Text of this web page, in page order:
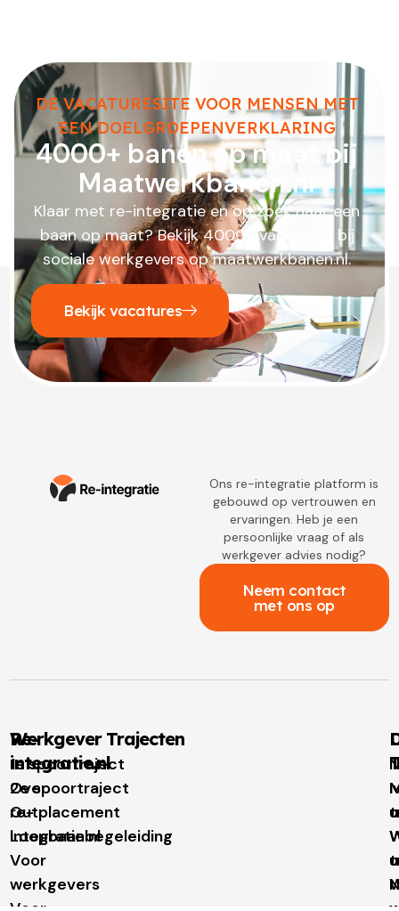
DE VACATURESITE VOOR MENSEN MET
EEN DOELGROEPENVERKLARING
4000+ banen op maat bij
Maatwerkbanen.nl
Klaar met re-integratie en op zoek naar een
baan op maat? Bekijk 4000+ vacatures bij
sociale werkgevers op maatwerkbanen.nl.
Bekijk vacatures
Ons re-integratie platform is
gebouwd op vertrouwen en
ervaringen. Heb je een
persoonlijke vraag of als
werkgever advies nodig?
Neem contact
met ons op
Re-
integratie.nl
Over
re-
integratie.nl
Voor
werkgevers
Werkgever Trajecten
1e spoortraject
2e spoortraject
Outplacement
Loopbaanbegeleiding